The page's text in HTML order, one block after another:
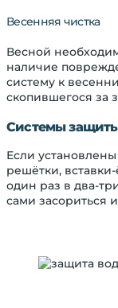
Весенняя чистка
Весной
наличие
систему к
скопившегося за
Системы
Если
решётки,
один раз в два-
сами засориться